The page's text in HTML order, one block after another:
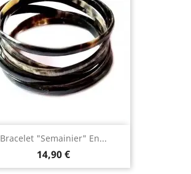
Bracelet "semainier" En...
Prix
14,90 €